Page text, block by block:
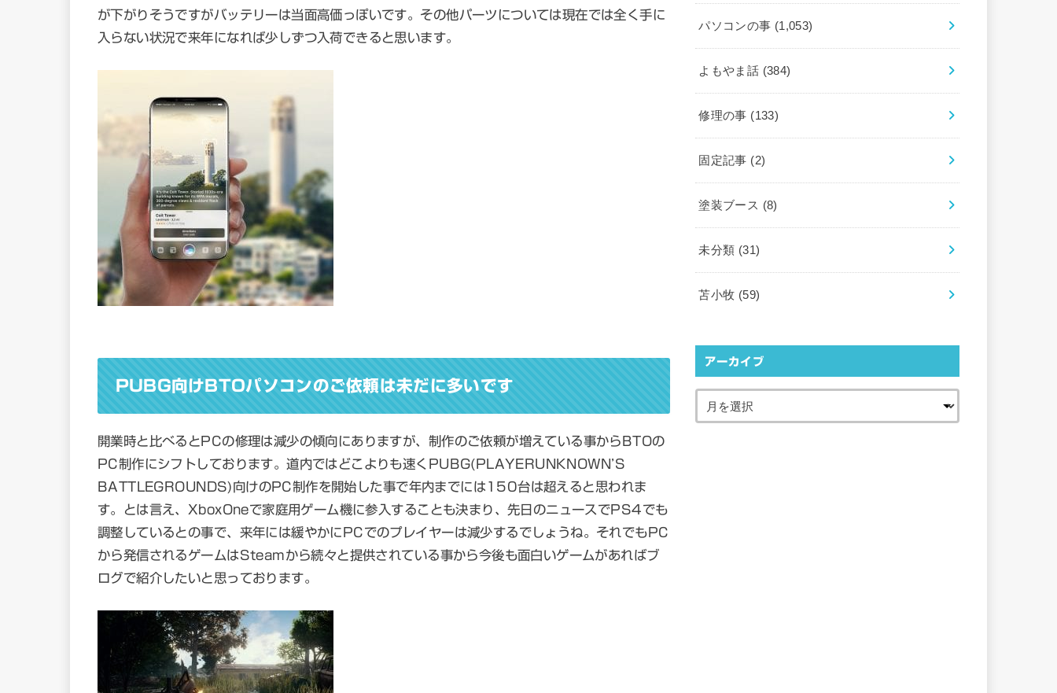
が下がりそうですがバッテリーは当面高価っぽいです。その他パーツについては現在では全く手に
入らない状況で来年になれば少しずつ入荷できると思います。
PUBG向けBTOパソコンのご依頼は未だに多いです
開業時と比べるとPCの修理は減少の傾向にありますが、制作のご依頼が増えている事からBTOの
PC制作にシフトしております。道内ではどこよりも速くPUBG(PLAYERUNKNOWN’S
BATTLEGROUNDS)向けのPC制作を開始した事で年内までには150台は超えると思われま
す。とは言え、XboxOneで家庭用ゲーム機に参入することも決まり、先日のニュースでPS4でも
調整しているとの事で、来年には緩やかにPCでのプレイヤーは減少するでしょうね。それでもPC
から発信されるゲームはSteamから続々と提供されている事から今後も面白いゲームがあればブ
ログで紹介したいと思っております。
パソコンの事 (1,053)
よもやま話 (384)
修理の事 (133)
固定記事 (2)
塗装ブース (8)
未分類 (31)
苫小牧 (59)
アーカイブ